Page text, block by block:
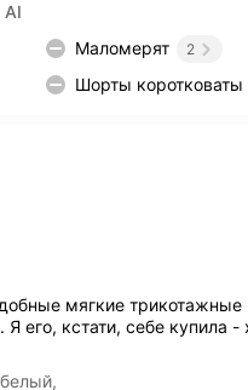
AI
Маломерят 2
Шорты коротковаты
мягкие
его, кстати, себе купила -